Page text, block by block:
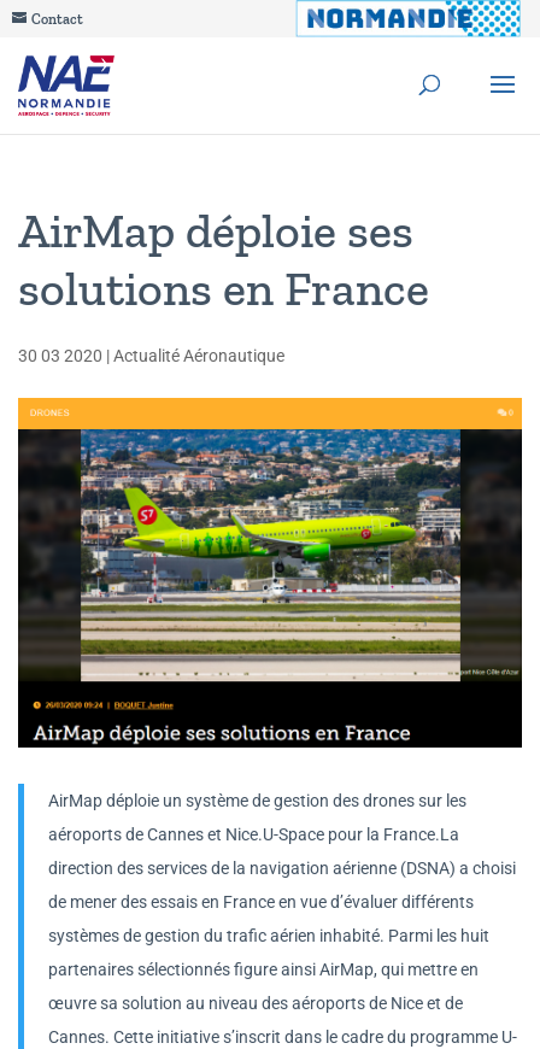
Contact
AirMap déploie ses
solutions en France
30 03 2020 |Actualité Aéronautique
AirMap déploie un système de gestion des drones sur les
aéroports de Cannes et Nice.U-Space pour la France.La
direction des services de la navigation aérienne (DSNA) a choisi
de mener des essais en France en vue d’évaluer différents
systèmes de gestion du trafic aérien inhabité. Parmi les huit
partenaires sélectionnés figure ainsi AirMap, qui mettre en
œuvre sa solution au niveau des aéroports de Nice et de
Cannes. Cette initiative s’inscrit dans le cadre du programme U-